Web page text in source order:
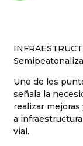
Uno de los
señala la
realizar
a infraestructura
vial.